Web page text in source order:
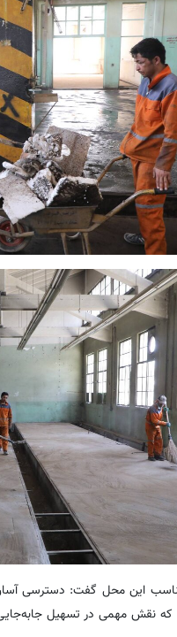
بر موقعیت مناسب این محل گفت:
نقش مهمی در تسهیل